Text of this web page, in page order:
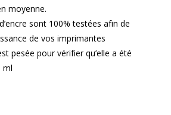
moyenne.
sont 100% testées afin de
de vos imprimantes
pesée pour vérifier qu’elle a été
ml